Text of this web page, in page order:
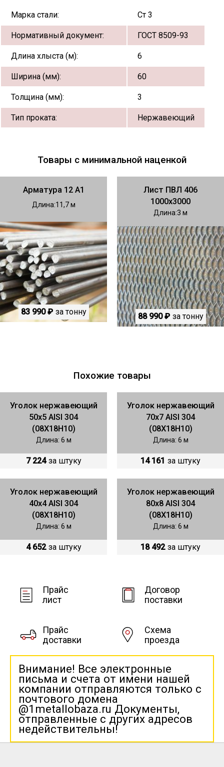
Марка стали: Ст 3
Нормативный документ: ГОСТ 8509-93
Длина хлыста (м): 6
Ширина (мм): 60
Толщина (мм): 3
Тип проката: Нержавеющий
Товары с минимальной наценкой
Арматура 12 А1
Длина 11,7
83 990 ₽ за тонну
Лист ПВЛ 406
1000х3000
Длина 3
88 990 ₽ за тонну
Похожие товары
Уголок нержавеющий
50х5 AISI 304
(08Х18Н10)
Длина: 6 м
7 224 за штуку
Уголок нержавеющий
70х7 AISI 304
(08Х18Н10)
Длина: 6 м
14 161 за штуку
Уголок нержавеющий
40х4 AISI 304
(08Х18Н10)
Длина: 6 м
4 652 за штуку
Уголок нержавеющий
80х8 AISI 304
(08Х18Н10)
Длина: 6 м
18 492 за штуку
Прайс
лист
Договор
поставки
Прайс
доставки
Схема
проезда
Внимание! Все электронные
письма и счета от имени нашей
компании отправляются только с
почтового домена
@1metallobaza.ru Документы,
отправленные с других адресов
недействительны!